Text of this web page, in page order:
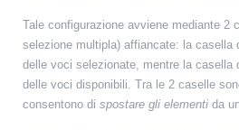
Tale configurazione avviene mediante 2
selezione multipla) affiancate: la casella
delle voci selezionate, mentre la casella
delle voci disponibili. Tra le 2 caselle
consentono di spostare gli elementi da